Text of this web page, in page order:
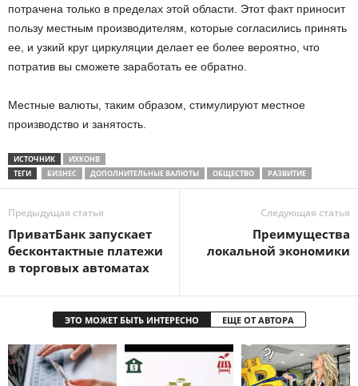
потрачена только в пределах этой области. Этот факт приносит
пользу местным производителям, которые согласились принять
ее, и узкий круг циркуляции делает ее более вероятно, что
потратив вы сможете заработать ее обратно.
Местные валюты, таким образом, стимулируют местное
производство и занятость.
ИСТОЧНИК
ИХКОНВ
ТЕГИ
БИЗНЕС ДОПОЛНИТЕЛЬНЫЕ ВАЛЮТЫ ОБЩЕСТВО РАЗВИТИЕ
Предыдущая статья
ПриватБанк запускает
бесконтактные платежи
в торговых автоматах
Следующая статья
Преимущества
локальной экономики
ЭТО МОЖЕТ БЫТЬ ИНТЕРЕСНО ЕЩЕ ОТ АВТОРА